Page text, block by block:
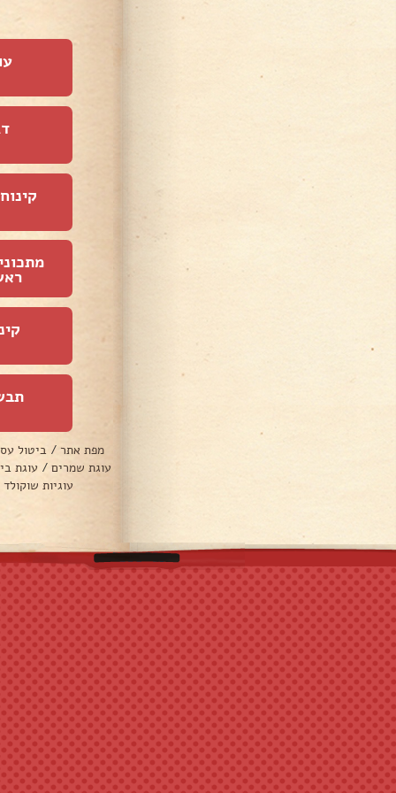
מפת אתר / ביטול
עוגת שמרים / עוגת
עוגיות